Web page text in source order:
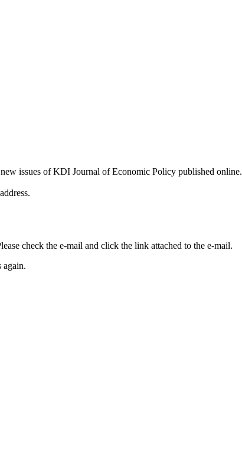
issues of KDI Journal of Economic Policy published online.
check the e-mail and click the link attached to the e-mail.
again.